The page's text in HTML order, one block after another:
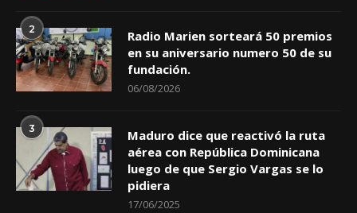
2
Radio Marien sorteará 50 premios
en su aniversario numero 50 de su
fundación.
06/08/2026
3
Maduro dice que reactivó la ruta
aérea con República Dominicana
luego de que Sergio Vargas se lo
pidiera
17/06/2025